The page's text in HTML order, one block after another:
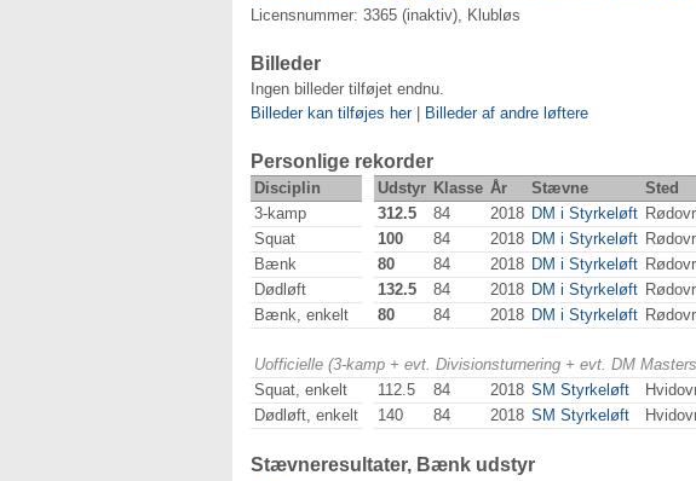
Licensnummer: 3365 (inaktiv), Klubløs
Billeder
Ingen billeder tilføjet endnu.
Billeder kan tilføjes her| Billeder af andre løftere
Personlige rekorder
Disciplin Udstyr Klasse År Stævne Sted
3-kamp
312.5 84 2018 DM i Styrkeløft
Squat
100 84 2018 DM i Styrkeløft
Bænk
80 84 2018 DM i Styrkeløft
Dødløft
132.5 84 2018 DM i Styrkeløft
Bænk, enkelt
80 84 2018 DM i Styrkeløft
Uofficielle (3-kamp + evt. Divisionsturnering + evt. DM
Squat, enkelt
112.5 84 2018 SM Styrkeløft
Dødløft, enkelt
140 84 2018 SM Styrkeløft
Stævneresultater, Bænk udstyr